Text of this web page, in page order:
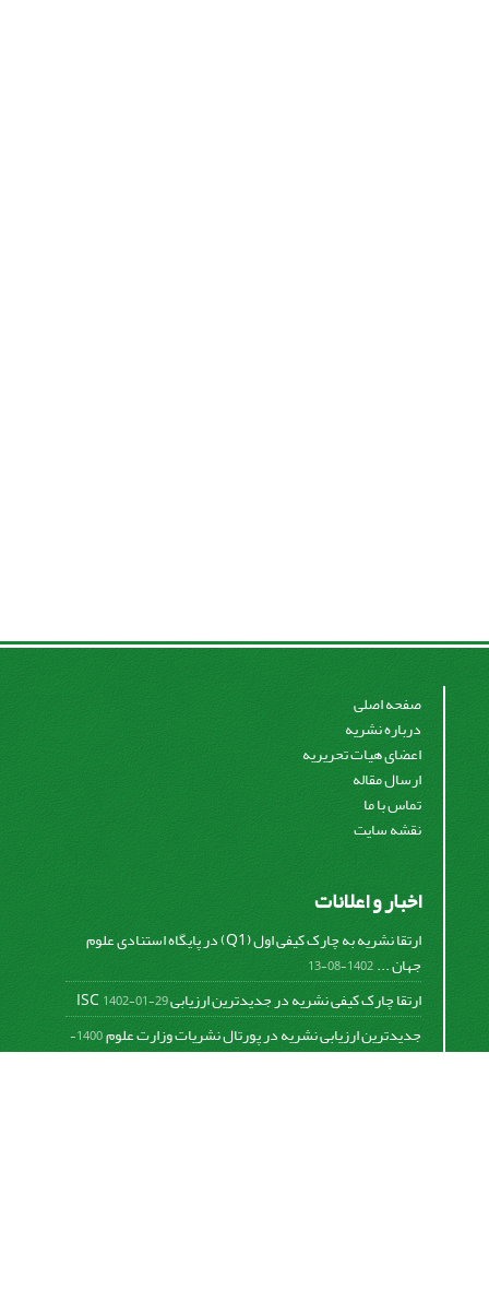
صفحه اصلی
درباره نشریه
اعضای هیات تحریریه
ارسال مقاله
تماس با ما
نقشه سایت
اخبار و اعلانات
ارتقا نشریه به چارک کیفی اول (Q1) در پایگاه استنادی علوم
جهان ...1402-08-13
ارتقا چارک کیفی نشریه در جدیدترین ارزیابی ISC1402-01-29
جدیدترین ارزیابی نشریه در پورتال نشریات وزارت علوم
1400-